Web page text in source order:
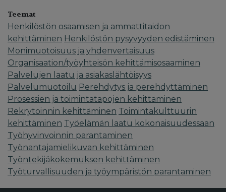
Teemat
Henkilöstön osaamisen ja ammattitaidon
kehittäminen Henkilöstön pysyvyyden edistäminen
Monimuotoisuus ja yhdenvertaisuus
Organisaation/työyhteisön kehittämisosaaminen
Palvelujen laatu ja asiakaslähtöisyys
Palvelumuotoilu Perehdytys ja perehdyttäminen
Prosessien ja toimintatapojen kehittäminen
Rekrytoinnin kehittäminen Toimintakulttuurin
kehittäminen Työelämän laatu kokonaisuudessaan
Työhyvinvoinnin parantaminen
Työnantajamielikuvan kehittäminen
Työntekijäkokemuksen kehittäminen
Työturvallisuuden ja työympäristön parantaminen